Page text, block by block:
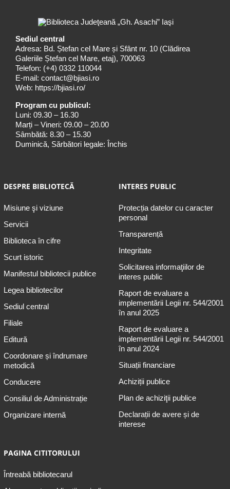
Sediul central
Adresa: Bd. Ștefan cel Mare și Sfânt nr. 10 (Clădirea
Galeriile Ștefan cel Mare, etaj), 700063
Telefon: (+4) 0332 110044
E-mail: contact@bjiasi.ro
Web: https://bjiasi.ro/
Program cu publicul:
Luni: 09.30 – 16.30
Marți – Vineri: 09.00 – 20.00
Sâmbătă: 8.30 – 15.30
Duminică, Sărbători legale: Închis
DESPRE BIBLIOTECĂ
Misiune şi viziune
Servicii
Biblioteca în cifre
Scurt istoric
Manifestul bibliotecii publice
Legea bibliotecilor
Sediul central
Filiale
Editură
Coordonare și îndrumare
metodică
Conducere
Consiliul de Administrație
Organizare internă
INTERES PUBLIC
Protecția datelor cu caracter
personal
Transparență
Integritate
Solicitarea informaţiilor de
interes public
Raport de evaluare a
implementării Legii nr. 544/2001
în anul 2025
Raport de evaluare a
implementării Legii nr. 544/2001
în anul 2024
Situații financiare
Achiziții publice
Plan de achiziţii publice
Declarații de avere și de
interese
PAGINA CITITORULUI
Întreabă bibliotecarul